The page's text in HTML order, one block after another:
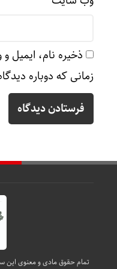
ذخیره نام، ایمیل
زمانی که دوباره
تمام حقوق مادی و معنوی این